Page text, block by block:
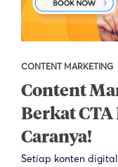
CONTENT MARKETING
Content
Berkat
Caranya!
Setiap konten